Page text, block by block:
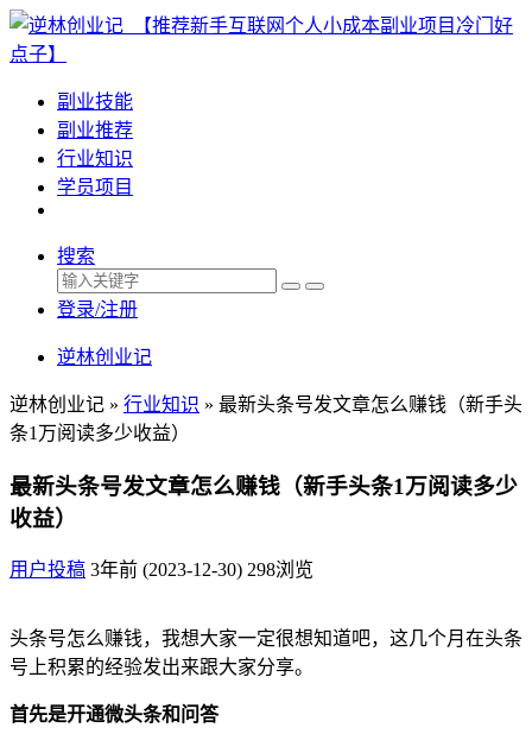
副业技能
副业推荐
行业知识
学员项目
搜索
登录/注册
逆林创业记
逆林创业记 » 行业知识 » 最新头条号发文章怎么赚钱（新手头
条1万阅读多少收益）
最新头条号发文章怎么赚钱（新手头条1万阅读多少
收益）
用户投稿 3年前 (2023-12-30) 298浏览
头条号怎么赚钱，我想大家一定很想知道吧，这几个月在头条
号上积累的经验发出来跟大家分享。
首先是开通微头条和问答